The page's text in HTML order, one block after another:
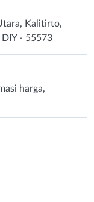
Kalitirto,
DIY - 55573
harga,